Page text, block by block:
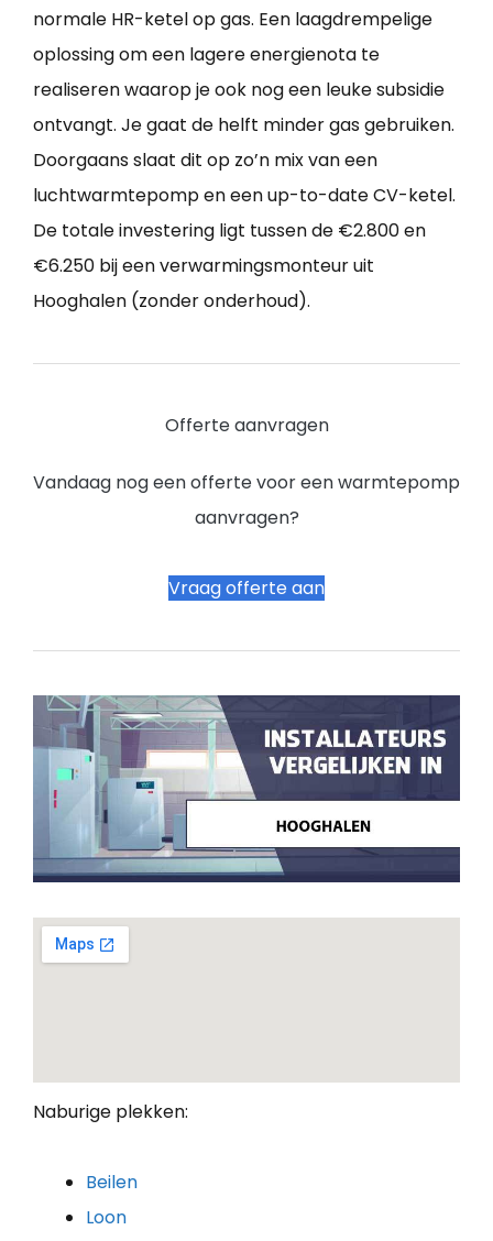
normale HR-ketel op gas. Een laagdrempelige
oplossing om een lagere energienota te
realiseren waarop je ook nog een leuke subsidie
ontvangt. Je gaat de helft minder gas gebruiken.
Doorgaans slaat dit op zo’n mix van een
luchtwarmtepomp en een up-to-date CV-ketel.
De totale investering ligt tussen de €2.800 en
€6.250 bij een verwarmingsmonteur uit
Hooghalen (zonder onderhoud).
Offerte aanvragen
Vandaag nog een offerte voor een warmtepomp
aanvragen?
Vraag offerte aan
Naburige plekken:
Beilen
Loon